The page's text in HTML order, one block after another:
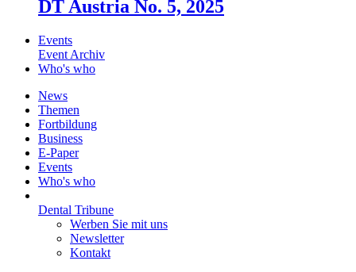
DT Austria No. 5, 2025
Events
Event Archiv
Who's who
News
Themen
Fortbildung
Business
E-Paper
Events
Who's who
Dental Tribune
Werben Sie mit uns
Newsletter
Kontakt